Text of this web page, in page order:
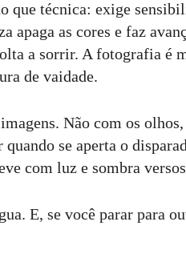
que técnica: exige
apaga as cores e faz
a sorrir. A fotografia é
de vaidade.
Não com os
quando se aperta o
com luz e sombra
E, se você parar para